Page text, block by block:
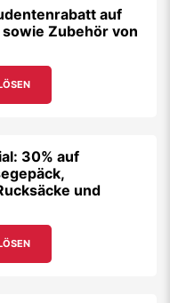
auf
Zubehör von
30% auf
und